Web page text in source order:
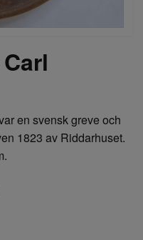
en svensk greve och
1823 av Riddarhuset.